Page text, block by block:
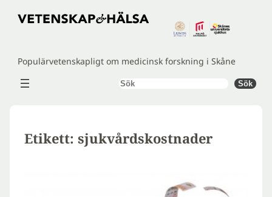
Hoppa
Populärvetenskapligt om medicinsk forskning i Skåne
Sök Sök
Etikett: sjukvårdskostnader